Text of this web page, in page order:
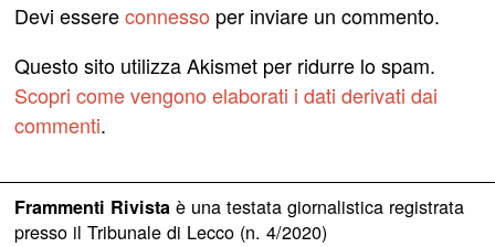
Devi essereconnesso per inviare un commento.
Questo sito utilizza Akismet per ridurre lo spam.
Scopri come vengono elaborati i dati derivati dai
commenti.
Frammenti Rivistaè una testata giornalistica registrata
presso il Tribunale di Lecco (n. 4/2020)